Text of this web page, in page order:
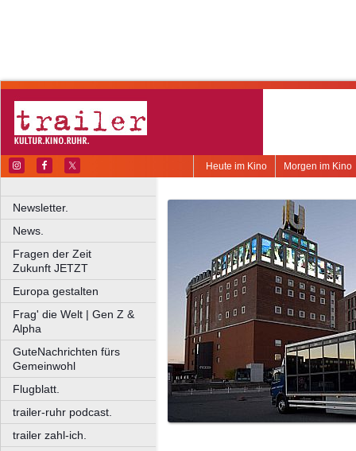
Morgen im Kino
Heute im Kino
Newsletter.
News.
Fragen der Zeit
Zukunft JETZT
Europa gestalten
Frag' die Welt | Gen Z &
Alpha
GuteNachrichten fürs
Gemeinwohl
Flugblatt.
trailer-ruhr podcast.
trailer zahl-ich.